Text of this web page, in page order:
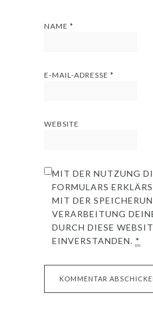
NAME*
E-MAIL-ADRESSE*
WEBSITE
MIT DER NUTZUNG
FORMULARS
MIT DER
VERARBEITUNG
DURCH DIESE
EINVERSTANDEN. *